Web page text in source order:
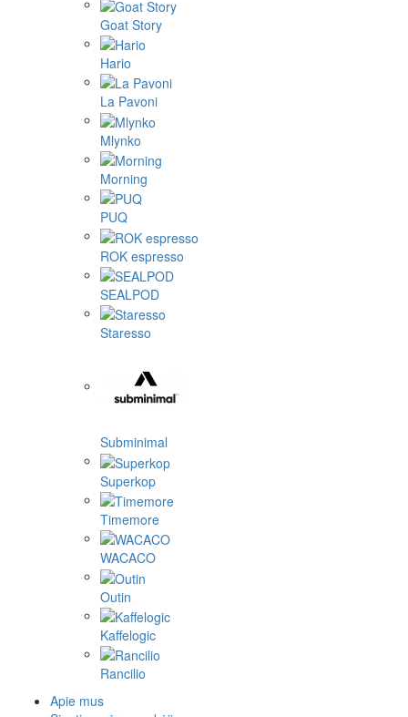
Goat Story
Hario
La Pavoni
Mlynko
Morning
PUQ
ROK espresso
SEALPOD
Staresso
Subminimal
Superkop
Timemore
WACACO
Outin
Kaffelogic
Rancilio
Apie mus